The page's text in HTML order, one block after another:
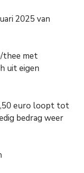
2025 van
thee met
uit eigen
euro loopt tot
bedrag weer